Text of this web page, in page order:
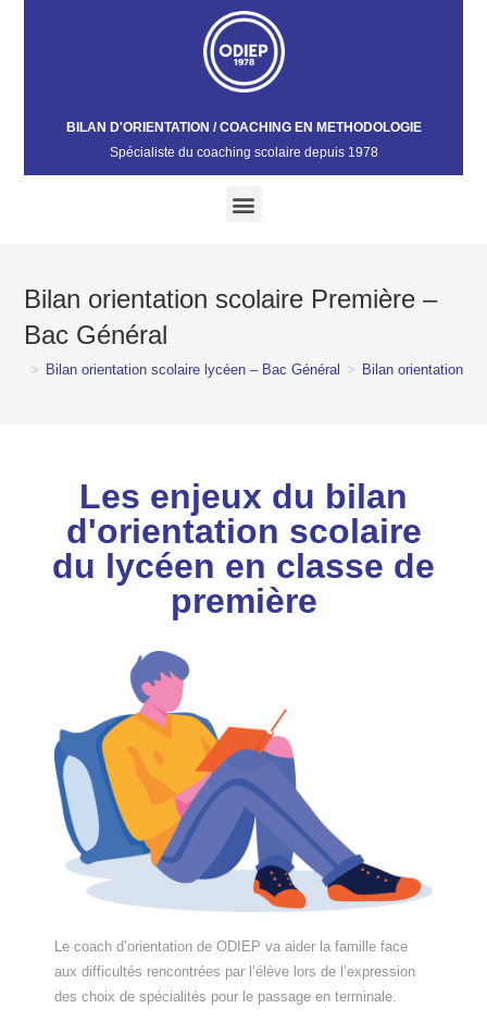
BILAN D'ORIENTATION / COACHING EN METHODOLOGIE
Spécialiste du coaching scolaire depuis 1978​
Bilan orientation scolaire Première –
Bac Général
> Bilan orientation scolaire lycéen – Bac Général > Bilan orientation
Les enjeux du bilan
d'orientation scolaire
du lycéen en classe de
première
Le coach d’orientation de ODIEP va aider la famille face
aux difficultés rencontrées par l’élève lors de l’expression
des choix de spécialités pour le passage en terminale.